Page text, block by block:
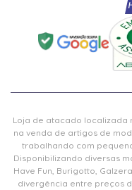
Loja de atacado localizada
na venda de artigos de
trabalhando com
Disponibilizando diversas
Have Fun, Burigotto,
divergência entre preços